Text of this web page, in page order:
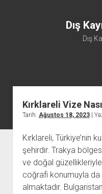
Dış
Dış
Facebook
Instagram Gizli
Instagram
Kırklareli Vize
Tarih: Ağustos 18, 2023|
Kırklareli, Türkiye’nin
şehirdir. Trakya
ve doğal
coğrafi konumuyla
almaktadır. Bulgaristan